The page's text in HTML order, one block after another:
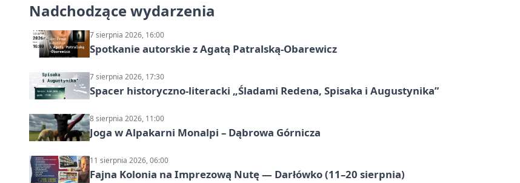
Nadchodzące wydarzenia
7 sierpnia 2026, 16:00
Spotkanie autorskie z Agatą Patralską-Obarewicz
7 sierpnia 2026, 17:30
Spacer historyczno-literacki „Śladami Redena, Spisaka i Augustynika”
8 sierpnia 2026, 11:00
Joga w Alpakarni Monalpi – Dąbrowa Górnicza
11 sierpnia 2026, 06:00
Fajna Kolonia na Imprezową Nutę — Darłówko (11–20 sierpnia)